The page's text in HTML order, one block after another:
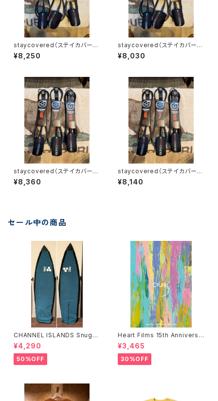
staycovered（ステイカバー
ド）7' コンプリーシュ
¥8,250
staycovered（ステイカバー
ド）6' コンプリーシュ
¥8,030
staycovered（ステイカバー
ド）7' スタンダードリーシュ
¥8,360
staycovered（ステイカバー
ド）6' スタンダードリーシュ
¥8,140
セール中の商品
CHANNEL ISLANDS Snuggi
e ERP HP チャンネルアイラン
ズ スナッギー ハイパフォーマ
ンス ボードケース カバー
¥4,290
50%OFF
Heart Films 15th Anniversa
ry “Colors” Movie Book
ハートフィルム
¥3,465
30%OFF